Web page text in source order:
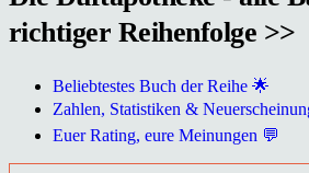
richtiger Reihenfolge >>
Beliebtestes Buch der Reihe 🌟
Zahlen, Statistiken &
Euer Rating, eure Meinungen 💬